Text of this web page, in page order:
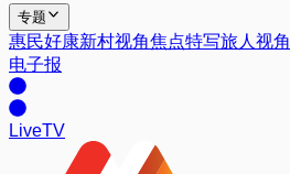
专题
惠民好康新村视角焦点特写旅人视角
电子报
LiveTV